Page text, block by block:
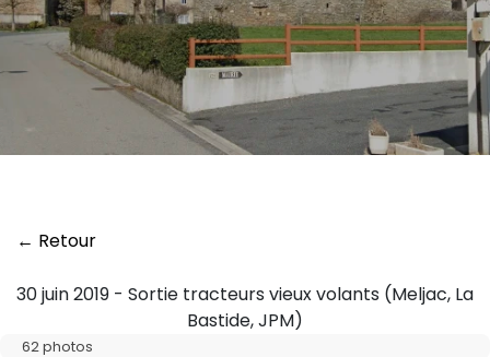
← Retour
30 juin 2019 - Sortie tracteurs vieux volants (Meljac, La
Bastide, JPM)
62 photos